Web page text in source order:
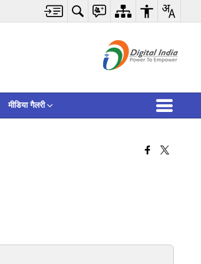
मीडिया गैलरी